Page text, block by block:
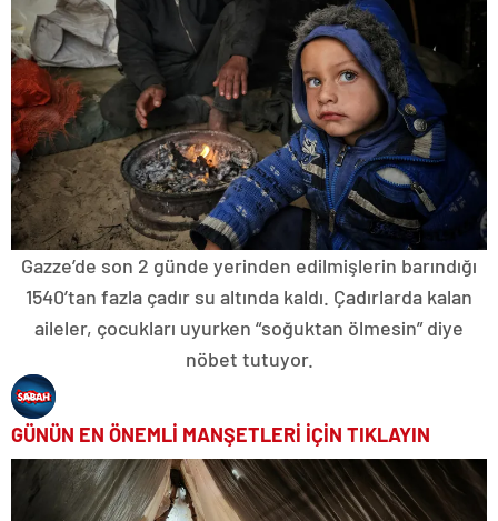
Gazze’de son 2 günde yerinden edilmişlerin barındığı
1540’tan fazla çadır su altında kaldı. Çadırlarda kalan
aileler, çocukları uyurken “soğuktan ölmesin” diye
nöbet tutuyor.
GÜNÜN EN ÖNEMLİ MANŞETLERİ İÇİN TIKLAYIN